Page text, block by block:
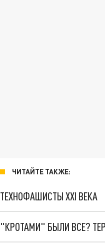
ЧИТАЙТЕ ТАКЖЕ:
ТЕХНОФАШИСТЫ XXI ВЕКА
"КРОТАМИ" БЫЛИ ВСЕ?